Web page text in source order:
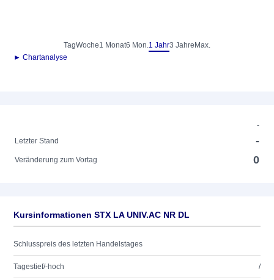
TagWoche1 Monat6 Mon.1 Jahr3 Jahre Max.
► Chartanalyse
-
Letzter Stand
-
Veränderung zum Vortag 0
Kursinformationen STX LA UNIV.AC NR DL
Schlusspreis des letzten Handelstages
Tagestief/-hoch /